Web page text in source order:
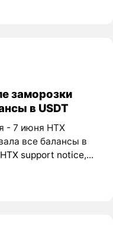
заморозки
в USDT
- 7 июня HTX
все балансы в
HTX support notice,...